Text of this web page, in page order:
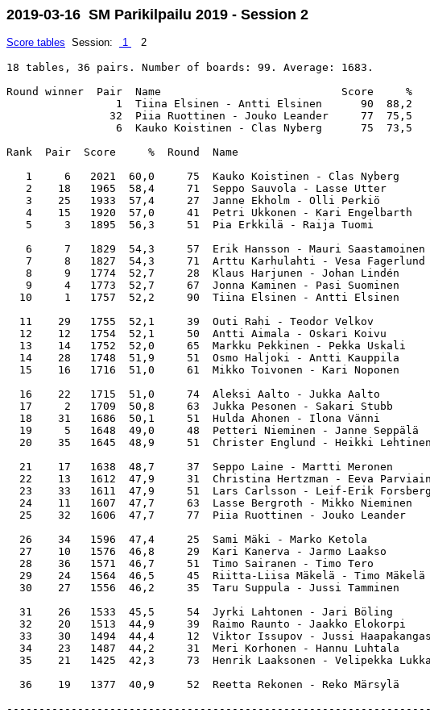
2019-03-16 SM Parikilpailu 2019 - Session 2
Score tables Session: 1 2
18 tables, 36 pairs. Number of boards: 99. Average: 1683.
Round winner  Pair  Name                            Score     %
                 1  Tiina Elsinen - Antti Elsinen      90  88,2
                32  Piia Ruottinen - Jouko Leander     77  75,5
                 6  Kauko Koistinen - Clas Nyberg      75  73,5
Rank  Pair  Score     %  Round  Name
1     6   2021  60,0     75  Kauko Koistinen - Clas
2    18   1965  58,4     71  Seppo Sauvola - Lasse Utter
3    25   1933  57,4     27  Janne Ekholm - Olli Perkiö
4    15   1920  57,0     41  Petri Ukkonen - Kari
5     3   1895  56,3     51  Pia Erkkilä - Raija Tuomi
6     7   1829  54,3     57  Erik Hansson - Mauri
7     8   1827  54,3     71  Arttu Karhulahti -
8     9   1774  52,7     28  Klaus Harjunen - Johan
9     4   1773  52,7     67  Jonna Kaminen - Pasi
10     1   1757  52,2     90  Tiina Elsinen -
11    29   1755  52,1     39  Outi Rahi - Teodor Velkov
12    12   1754  52,1     50  Antti Aimala - Oskari Koivu
13    14   1752  52,0     65  Markku Pekkinen - Pekka
14    28   1748  51,9     51  Osmo Haljoki - Antti
15    16   1716  51,0     61  Mikko Toivonen - Kari Noponen
16    22   1715  51,0     74  Aleksi Aalto - Jukka
17     2   1709  50,8     63  Jukka Pesonen -
18    31   1686  50,1     51  Hulda Ahonen - Ilona Vänni
19     5   1648  49,0     48  Petteri Nieminen - Janne
20    35   1645  48,9     51  Christer Englund - Heikki
21    17   1638  48,7     37  Seppo Laine - Martti
22    13   1612  47,9     31  Christina Hertzman -
23    33   1611  47,9     51  Lars Carlsson -
24    11   1607  47,7     63  Lasse Bergroth - Mikko
25    32   1606  47,7     77  Piia Ruottinen - Jouko
26    34   1596  47,4     25  Sami Mäki - Marko Ketola
27    10   1576  46,8     29  Kari Kanerva - Jarmo
28    36   1571  46,7     51  Timo Sairanen - Timo Tero
29    24   1564  46,5     45  Riitta-Liisa Mäkelä -
30    27   1556  46,2     35  Taru Suppula - Jussi
31    26   1533  45,5     54  Jyrki Lahtonen -
32    20   1513  44,9     39  Raimo Raunto - Jaakko
33    30   1494  44,4     12  Viktor Issupov - Jussi
34    23   1487  44,2     31  Meri Korhonen - Hannu
35    21   1425  42,3     73  Henrik Laaksonen -